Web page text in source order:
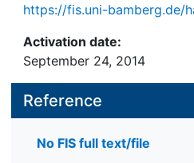
https://fis.uni-bamberg.de/
Activation date:
September 24, 2014
Reference
No FIS full text/file